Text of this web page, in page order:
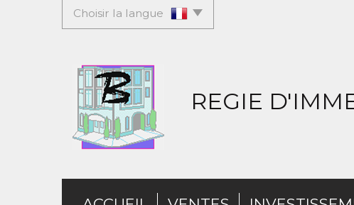
Choisir la langue
REGIE